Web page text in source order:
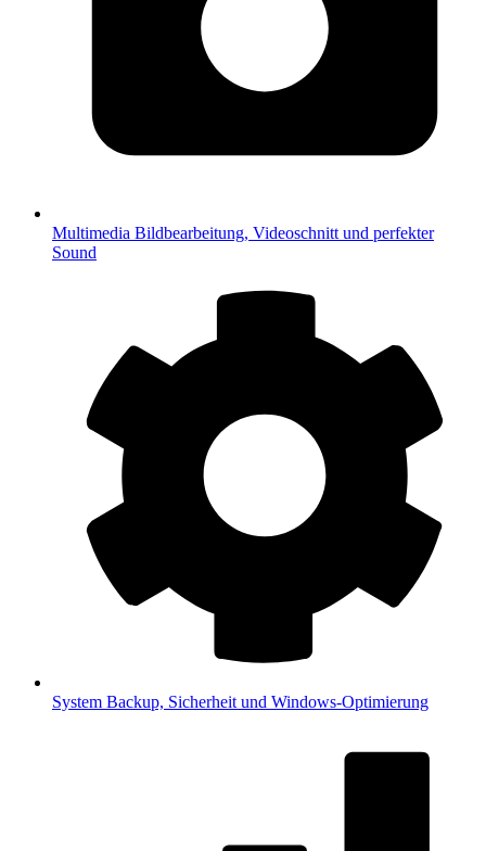
Multimedia Bildbearbeitung, Videoschnitt und perfekter
Sound
System Backup, Sicherheit und Windows-Optimierung